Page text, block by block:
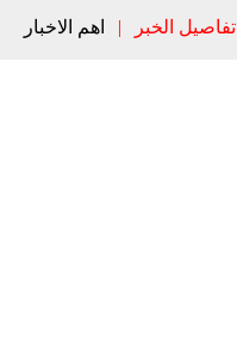
تفاصيل الخبر | اهم الاخبار